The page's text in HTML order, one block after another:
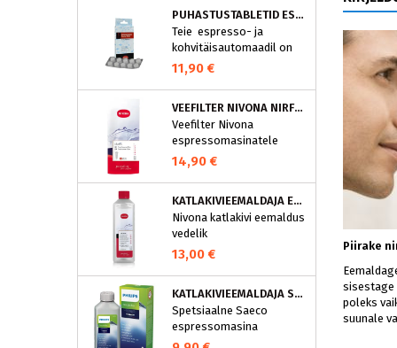
PUHASTUSTABLETID ESPRESSOMASINALE, NIVONA 390701200
Teie espresso- ja
kohvitäisautomaadil on
integreeritud
puhastusprogramm.
NIVONA puhastustabletid
on loodud spetsiaalselt
selle programmi jaoks ja
eraldavad mustuse nagu
nt kohvirasva
aparaati ja tagab täiusliku
aroomi.
11,90 €
VEEFILTER NIVONA NIRF701
Veefilter Nivona
espressomasinatele
14,90 €
KATLAKIVIEEMALDAJA ESPRESSOMASINATELE, NIVONA (500 ML)
Nivona katlakivi eemaldus
vedelik
espressomasinatele
13,00 €
KATLAKIVIEEMALDAJA SAECO ESPRESSOMASINATELE, PHILIPS CA6700/10
Spetsiaalne Saeco
espressomasina
katlakivieemaldi
Piirake
sisestage
poleks
suunale